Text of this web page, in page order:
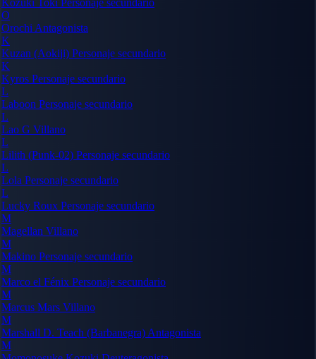
O
Orochi Antagonista
K
Kuzan (Aokiji) Personaje secundario
K
Kyros Personaje secundario
L
Laboon Personaje secundario
L
Lao G Villano
L
Lilith (Punk-02) Personaje secundario
L
Lola Personaje secundario
L
Lucky Roux Personaje secundario
M
Magellan Villano
M
Makino Personaje secundario
M
Marco el Fénix Personaje secundario
M
Marcus Mars Villano
M
Marshall D. Teach (Barbanegra) Antagonista
M